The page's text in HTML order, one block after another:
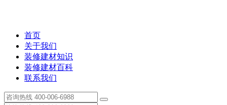
首页
关于我们
装修建材知识
装修建材百科
联系我们